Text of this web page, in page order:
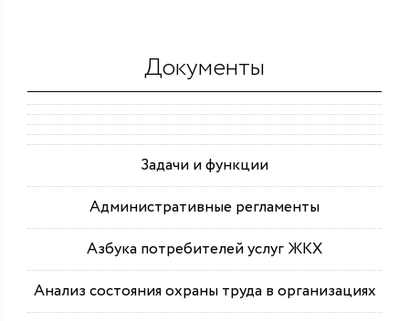
Документы
Задачи и функции
Административные регламенты
Азбука потребителей услуг ЖКХ
Анализ состояния охраны труда в организациях